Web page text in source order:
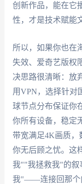
创新作品，能在它
性，才是技术赋能
所以，如果你也在
失效、爱奇艺版权
决思路很清晰：放
用VPN，选择针对
球节点分布保证你
你所有设备，稳定
带宽满足4K画质，
你无后顾之忧。这
我""我拯救我"的叙
我"——连接回那个